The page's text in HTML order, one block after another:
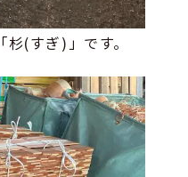
(すぎ)」です。